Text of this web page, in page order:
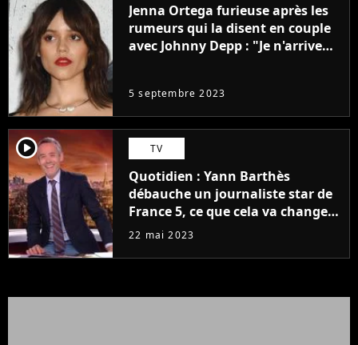
Jenna Ortega furieuse après les
rumeurs qui la disent en couple
avec Johnny Depp : "Je n'arrive
5 septembre 2023
player2 TV
Quotidien : Yann Barthès
débauche un journaliste star de
France 5, ce que cela va changer
à la rentrée
22 mai 2023